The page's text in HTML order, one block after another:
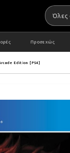
Προσεχώς
Edition [PS4]